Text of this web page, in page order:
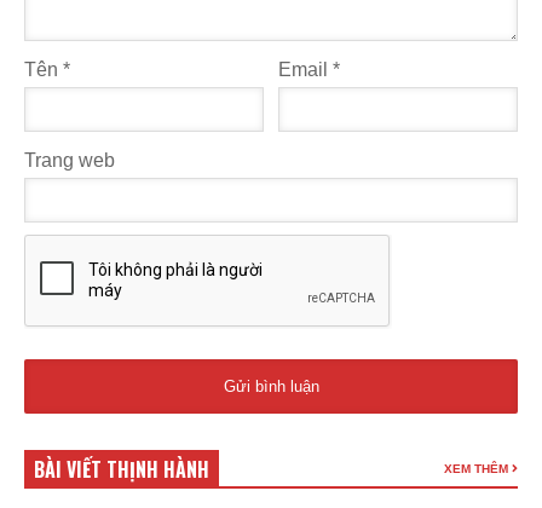
Tên * Email*
Trang web
BÀI VIẾT THỊNH HÀNH XEM THÊM